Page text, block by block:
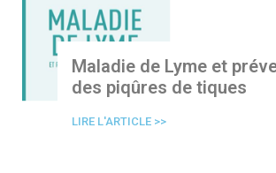
Maladie de Lyme et
des piqûres de tiques
LIRE L'ARTICLE >>